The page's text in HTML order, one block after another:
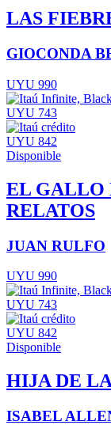
LAS
GIOCONDA
UYU 990
UYU 743
UYU 842
Disponible
EL GALLO
RELATOS
JUAN RULFO
UYU 990
UYU 743
UYU 842
Disponible
HIJA DE
ISABEL